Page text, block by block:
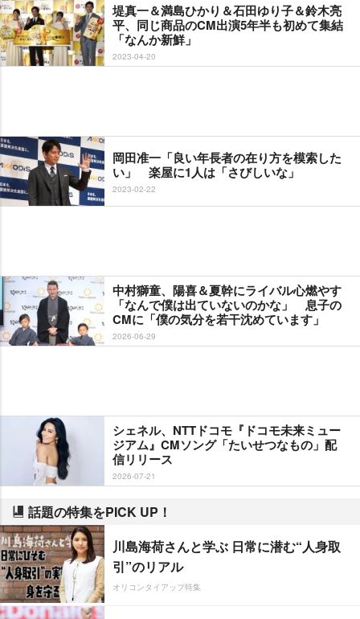
堤真一＆満島ひかり＆石田ゆり子＆鈴木亮
平、同じ商品のCM出演5年半も初めて集結
「なんか新鮮」
2023-04-20
岡田准一「良い年長者の在り方を模索した
い」 楽屋に1人は「さびしいな」
2023-02-22
中村獅童、陽喜＆夏幹にライバル心燃やす
「なんで僕は出ていないのかな」 息子の
CMに「僕の気分を若干沈めています」
2026-06-29
シェネル、NTTドコモ『ドコモ未来ミュー
ジアム』CMソング「たいせつなもの」配
信リリース
2026-07-21
話題の特集をPICK UP！
川島海荷さんと学ぶ 日常に潜む“人身取
引”のリアル
オリコンタイアップ特集